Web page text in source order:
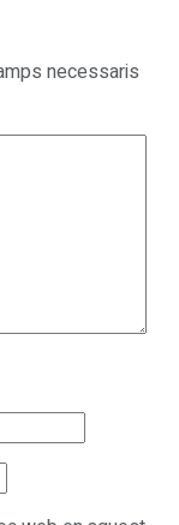
necessaris